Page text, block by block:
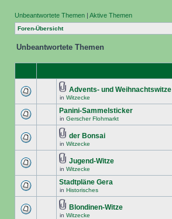
Unbeantwortete Themen | Aktive Themen
Foren-Übersicht
Unbeantwortete Themen
Advents- und Weihnachtswitze
in Witzecke
Panini-Sammelsticker
in Gerscher Flohmarkt
der Bonsai
in Witzecke
Jugend-Witze
in Witzecke
Stadtpläne Gera
in Historisches
Blondinen-Witze
in Witzecke